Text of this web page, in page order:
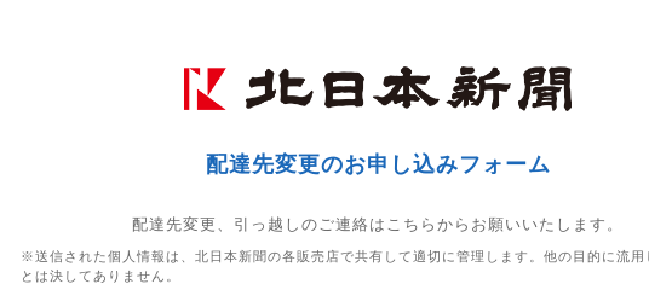
配達先変更のお申し込みフォーム
配達先変更、引っ越しのご連絡はこちらからお願いいたします。
※送信された個人情報は、北日本新聞の各販売店で共有して適切に管理します。他の目的に流用
とは決してありません。